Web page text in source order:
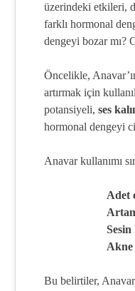
üzerindeki etkileri,
farklı hormonal
dengeyi bozar mı?
Öncelikle,
artırmak için
potansiyeli, ses
hormonal dengeyi
Anavar kullanımı
Adet
Sesin
Akne
Bu belirtiler,